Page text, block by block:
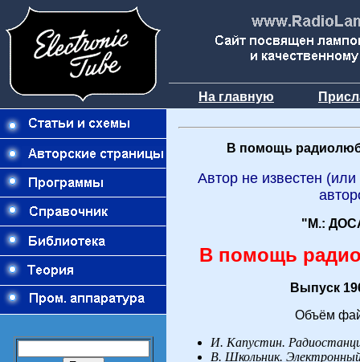
На главную
В помощь
Автор не известен
"М.:
В помощь
Выпуск
Объём
И. Капустин.
В. Школьник.